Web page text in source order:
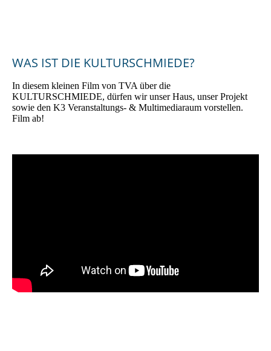
WAS IST DIE KULTURSCHMIEDE?
In diesem kleinen Film von TVA über die
KULTURSCHMIEDE, dürfen wir unser Haus, unser Projekt
sowie den K3 Veranstaltungs- & Multimediaraum vorstellen.
Film ab!